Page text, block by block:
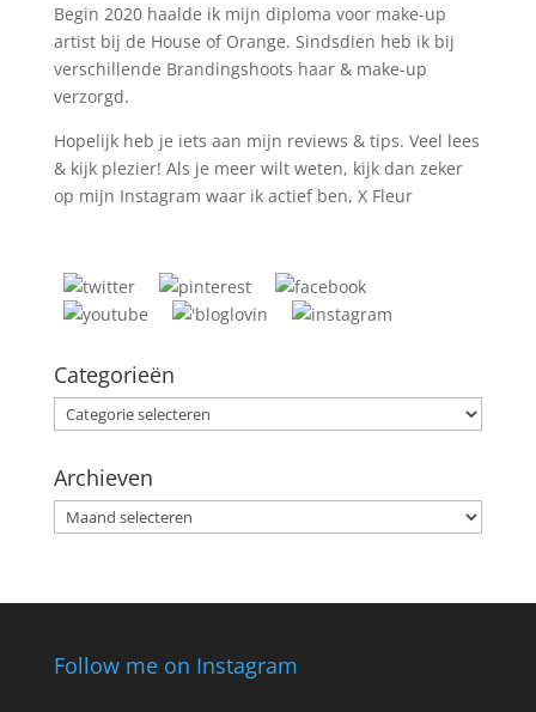
Begin 2020 haalde ik mijn diploma voor make-up
artist bij de House of Orange. Sindsdien heb ik bij
verschillende Brandingshoots haar & make-up
verzorgd.
Hopelijk heb je iets aan mijn reviews & tips. Veel lees
& kijk plezier! Als je meer wilt weten, kijk dan zeker
op mijn Instagram waar ik actief ben, X Fleur
Categorieën
Categorieën
Archieven
Archieven
Follow me on Instagram